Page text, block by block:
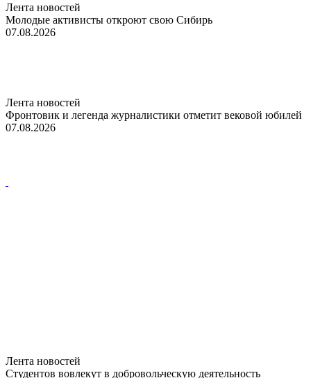
Лента новостей
Молодые активисты откроют свою Сибирь
07.08.2026
Лента новостей
Фронтовик и легенда журналистики отметит вековой юбилей
07.08.2026
Лента новостей
Студентов вовлекут в добровольческую деятельность